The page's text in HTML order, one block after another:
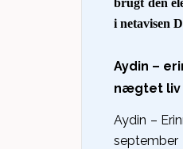
brugt den
i netavisen
Aydin –
nægtet liv
Aydin –
september